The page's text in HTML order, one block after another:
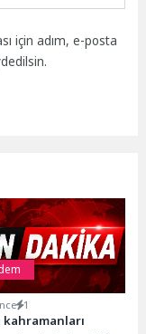
için adım, e-posta
1
kahramanları